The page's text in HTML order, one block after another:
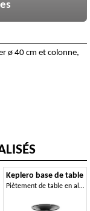
ø 40 cm et colonne,
Keplero base de table
Piètement de table en aluminium, au design moderne